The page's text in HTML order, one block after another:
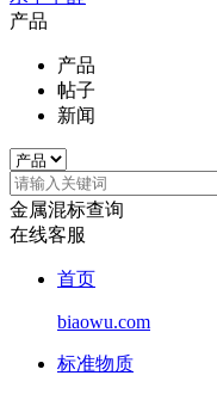
产品
产品
帖子
新闻
金属混标查询
在线客服
首页
biaowu.com
标准物质